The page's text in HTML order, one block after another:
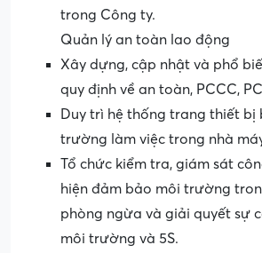
trong Công ty.
Quản lý an toàn lao động
Xây dựng, cập nhật và phổ
quy định về an toàn, PCCC,
Duy trì hệ thống trang thiết bị
trường làm việc trong nhà
Tổ chức kiểm tra, giám sát
hiện đảm bảo môi trường
phòng ngừa và giải quyết sự
môi trường và 5S.